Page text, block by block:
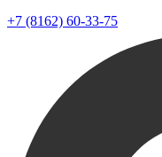
+7 (8162) 60-33-75